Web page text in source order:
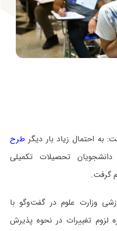
به احتمال زیاد بار دیگر طرح
تحصیلات تکمیلی
گرفت.
وزارت علوم در گفت‌وگو با
لزوم تغییرات در نحوه پذیرش